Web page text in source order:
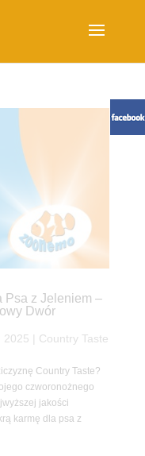
Psa z Jeleniem –
Dwór
2025 Country Taste
Country Taste?
czworonożnego
jakości
karmę dla psa z